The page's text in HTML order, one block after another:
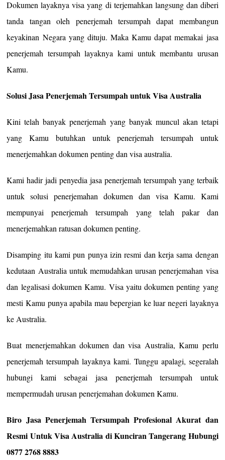
Dokumen layaknya visa yang di terjemahkan langsung dan diberi
tanda tangan oleh penerjemah tersumpah dapat membangun
keyakinan Negara yang dituju. Maka Kamu dapat memakai jasa
penerjemah tersumpah layaknya kami untuk membantu urusan
Kamu.
Solusi Jasa Penerjemah Tersumpah untuk Visa Australia
Kini telah banyak penerjemah yang banyak muncul akan tetapi
yang Kamu butuhkan untuk penerjemah tersumpah untuk
menerjemahkan dokumen penting dan visa australia.
Kami hadir jadi penyedia jasa penerjemah tersumpah yang terbaik
untuk solusi penerjemahan dokumen dan visa Kamu. Kami
mempunyai penerjemah tersumpah yang telah pakar dan
menerjemahkan ratusan dokumen penting.
Disamping itu kami pun punya izin resmi dan kerja sama dengan
kedutaan Australia untuk memudahkan urusan penerjemahan visa
dan legalisasi dokumen Kamu. Visa yaitu dokumen penting yang
mesti Kamu punya apabila mau bepergian ke luar negeri layaknya
ke Australia.
Buat menerjemahkan dokumen dan visa Australia, Kamu perlu
penerjemah tersumpah layaknya kami. Tunggu apalagi, segeralah
hubungi kami sebagai jasa penerjemah tersumpah untuk
mempermudah urusan penerjemahan dokumen Kamu.
Biro Jasa Penerjemah Tersumpah Profesional Akurat dan
Resmi Untuk Visa Australia di Kunciran Tangerang Hubungi
0877 2768 8883